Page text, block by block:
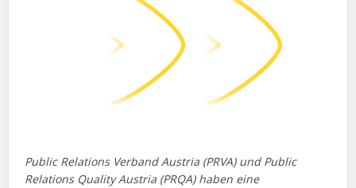
Public Relations Verband Austria (PRVA) und Public
Relations Quality Austria (PRQA) haben eine